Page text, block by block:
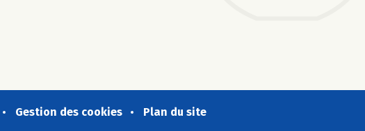
Gestion des cookies Plan du site